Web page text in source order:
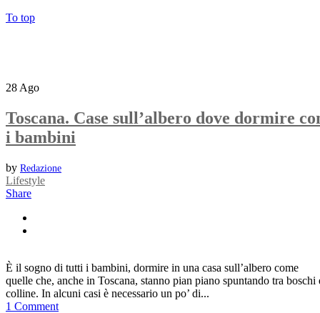
To top
28 Ago
Toscana. Case sull’albero dove dormire
i bambini
by Redazione
Lifestyle
Share
È il sogno di tutti i bambini, dormire in una casa sull’albero come
quelle che, anche in Toscana, stanno pian piano spuntando tra boschi
colline. In alcuni casi è necessario un po’ di...
1 Comment